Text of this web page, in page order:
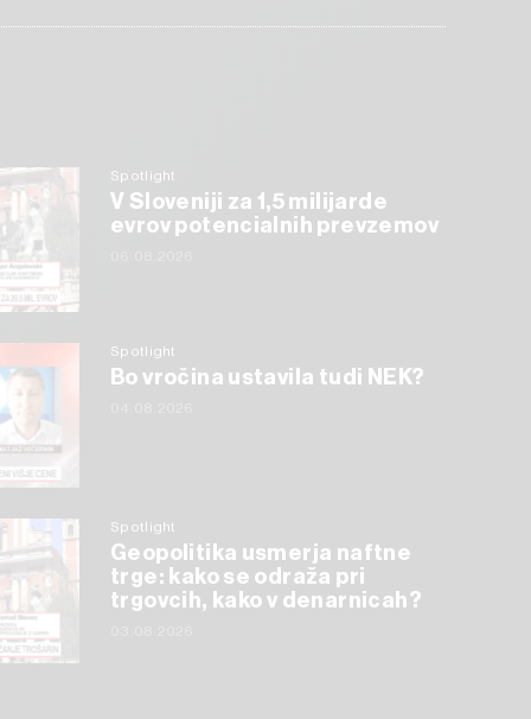
Spotlight
V Sloveniji za 1,5 milijarde
evrov potencialnih prevzemov
Spotlight
Bo vročina ustavila tudi NEK?
Spotlight
Geopolitika usmerja naftne
trge: kako se odraža pri
trgovcih, kako v denarnicah?